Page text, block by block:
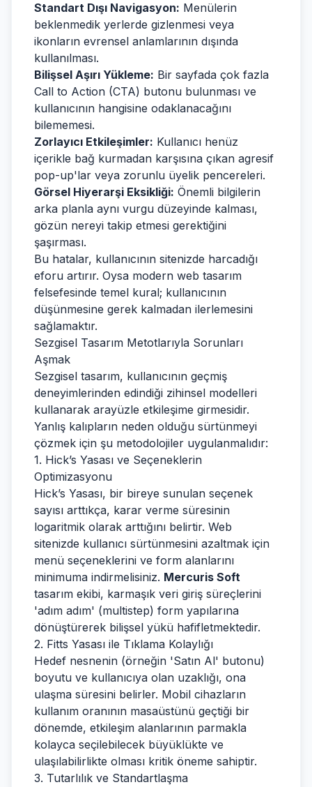
Standart Dışı Navigasyon: Menülerin
beklenmedik yerlerde gizlenmesi veya
ikonların evrensel anlamlarının dışında
kullanılması.
Bilişsel Aşırı Yükleme: Bir sayfada çok fazla
Call to Action (CTA) butonu bulunması ve
kullanıcının hangisine odaklanacağını
bilememesi.
Zorlayıcı Etkileşimler: Kullanıcı henüz
içerikle bağ kurmadan karşısına çıkan agresif
pop-up'lar veya zorunlu üyelik pencereleri.
Görsel Hiyerarşi Eksikliği: Önemli bilgilerin
arka planla aynı vurgu düzeyinde kalması,
gözün nereyi takip etmesi gerektiğini
şaşırması.
Bu hatalar, kullanıcının sitenizde harcadığı
eforu artırır. Oysa modern web tasarım
felsefesinde temel kural; kullanıcının
düşünmesine gerek kalmadan ilerlemesini
sağlamaktır.
Sezgisel Tasarım Metotlarıyla Sorunları
Aşmak
Sezgisel tasarım, kullanıcının geçmiş
deneyimlerinden edindiği zihinsel modelleri
kullanarak arayüzle etkileşime girmesidir.
Yanlış kalıpların neden olduğu sürtünmeyi
çözmek için şu metodolojiler uygulanmalıdır:
1. Hick’s Yasası ve Seçeneklerin
Optimizasyonu
Hick’s Yasası, bir bireye sunulan seçenek
sayısı arttıkça, karar verme süresinin
logaritmik olarak arttığını belirtir. Web
sitenizde kullanıcı sürtünmesini azaltmak için
menü seçeneklerini ve form alanlarını
minimuma indirmelisiniz. Mercuris Soft
tasarım ekibi, karmaşık veri giriş süreçlerini
'adım adım' (multistep) form yapılarına
dönüştürerek bilişsel yükü hafifletmektedir.
2. Fitts Yasası ile Tıklama Kolaylığı
Hedef nesnenin (örneğin 'Satın Al' butonu)
boyutu ve kullanıcıya olan uzaklığı, ona
ulaşma süresini belirler. Mobil cihazların
kullanım oranının masaüstünü geçtiği bir
dönemde, etkileşim alanlarının parmakla
kolayca seçilebilecek büyüklükte ve
ulaşılabilirlikte olması kritik öneme sahiptir.
3. Tutarlılık ve Standartlaşma